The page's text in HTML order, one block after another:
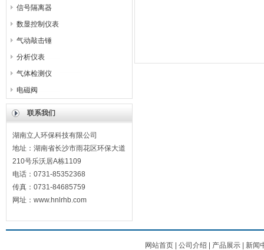
信号隔离器
数显控制仪表
气动敲击锤
分析仪表
气体检测仪
电磁阀
联系我们
湖南立人环保科技有限公司
地址：湖南省长沙市雨花区环保大道
210号乐沃居A栋1109
电话：0731-85352368
传真：0731-84685759
网址：www.hnlrhb.com
网站首页| 公司介绍 产品展示| 新闻